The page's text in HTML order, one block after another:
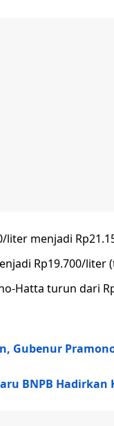
menjadi
Rp19.700/liter
Hatta turun dari
Gubenur
BNPB